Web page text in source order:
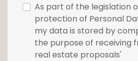
As part of the legislation
protection of Personal
my data is stored by
the purpose of receiving
real estate proposals'